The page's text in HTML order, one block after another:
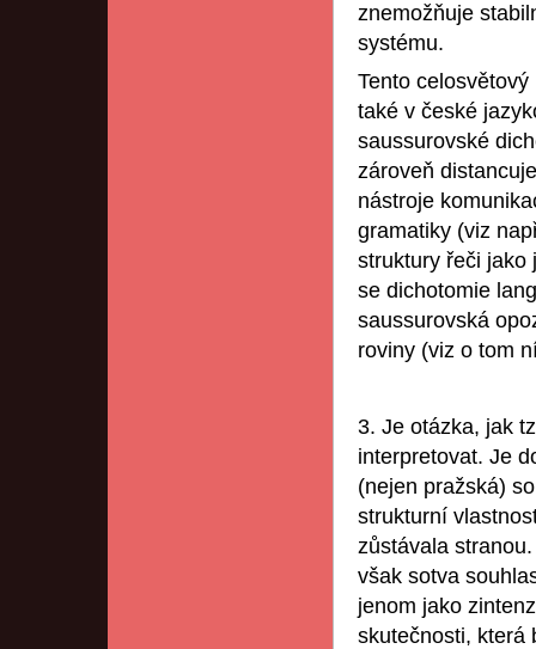
znemožňuje
systému.
Tento
také v české
saussurovské
zároveň
nástroje
gramatiky (viz
struktury řeči jako
se dichotomie
saussurovská
roviny (viz o tom
3. Je otázka, jak
interpretovat. Je
(nejen pražská)
strukturní
zůstávala
však sotva
jenom jako
skutečnosti, která